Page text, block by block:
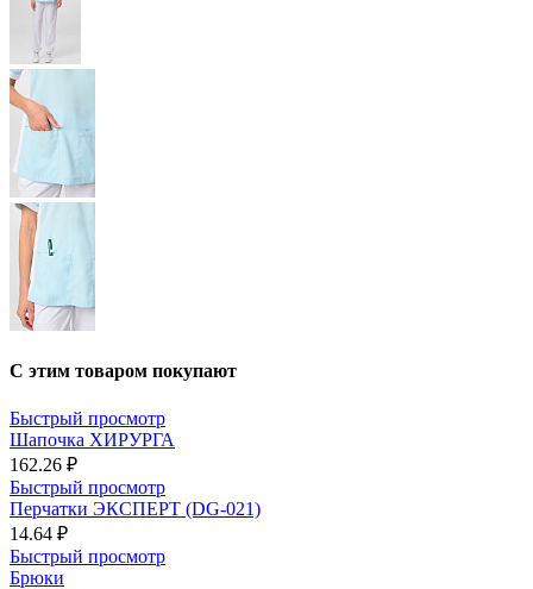
С этим товаром покупают
Быстрый просмотр
Шапочка ХИРУРГА
162.26 ₽
Быстрый просмотр
Перчатки ЭКСПЕРТ (DG-021)
14.64 ₽
Быстрый просмотр
Брюки